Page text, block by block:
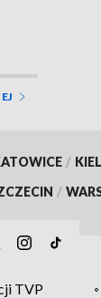
/
/
TVP